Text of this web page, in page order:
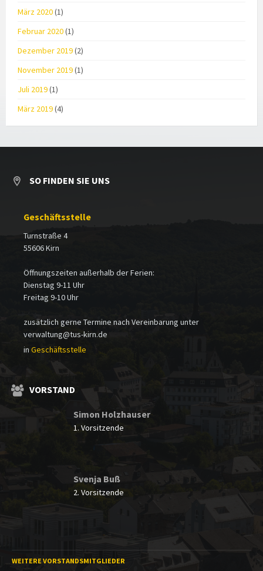
März 2020(1)
Februar 2020(1)
Dezember 2019(2)
November 2019(1)
Juli 2019(1)
März 2019(4)
SO FINDEN SIE UNS
Geschäftsstelle
Turnstraße 4
55606 Kirn
Öffnungszeiten außerhalb der Ferien:
Dienstag 9-11 Uhr
Freitag 9-10 Uhr
zusätzlich gerne Termine nach Vereinbarung unter
verwaltung@tus-kirn.de
in Geschäftsstelle
VORSTAND
Simon Holzhauser
1. Vorsitzende
Svenja Buß
2. Vorsitzende
WEITERE VORSTANDSMITGLIEDER